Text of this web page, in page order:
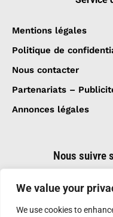
We value your
We use cookies to
Mentions légales
Politique de
Nous contacter
Partenariats –
Annonces légales
Nous suivre